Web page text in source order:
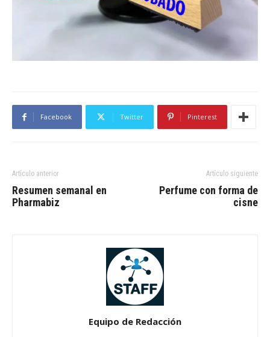
Facebook Twitter Pinterest
Artículo anterior
Resumen semanal en
Pharmabiz
Artículo siguiente
Perfume con forma de
cisne
Equipo de Redacción